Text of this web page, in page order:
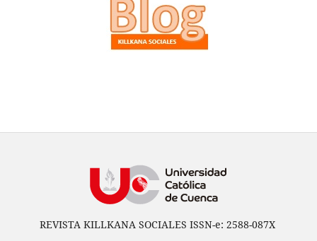
REVISTA KILLKANA SOCIALES ISSN-e: 2588-087X